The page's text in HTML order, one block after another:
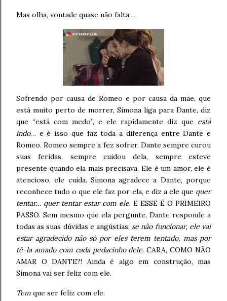
Mas olha, vontade quase não falta…
Sofrendo por causa de Romeo e por causa da mãe, que
está muito perto de morrer, Simona liga para Dante, diz
que “está com medo”, e ele rapidamente diz que está
indo… e é isso que faz toda a diferença entre Dante e
Romeo. Romeo sempre a fez sofrer. Dante sempre curou
suas feridas, sempre cuidou dela, sempre esteve
presente quando ela mais precisava. Ele é um amor, ele é
atencioso, ele cuida. Simona agradece a Dante, porque
reconhece tudo o que ele faz por ela, e diz a ele que quer
tentar… quer tentar estar com ele. E ESSE É O PRIMEIRO
PASSO. Sem mesmo que ela pergunte, Dante responde a
todas as suas dúvidas e angústias: se não funcionar, ele vai
estar agradecido não só por eles terem tentado, mas por
tê-la amado com cada pedacinho dele. CARA, COMO NÃO
AMAR O DANTE?! Ainda é algo em construção, mas
Simona vai ser feliz com ele.
Tem que ser feliz com ele.